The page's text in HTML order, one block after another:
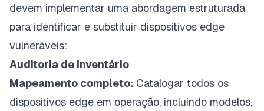
devem implementar uma abordagem estruturada
para identificar e substituir dispositivos edge
vulneráveis:
Auditoria de Inventário
Mapeamento completo: Catalogar todos os
dispositivos edge em operação, incluindo modelos,